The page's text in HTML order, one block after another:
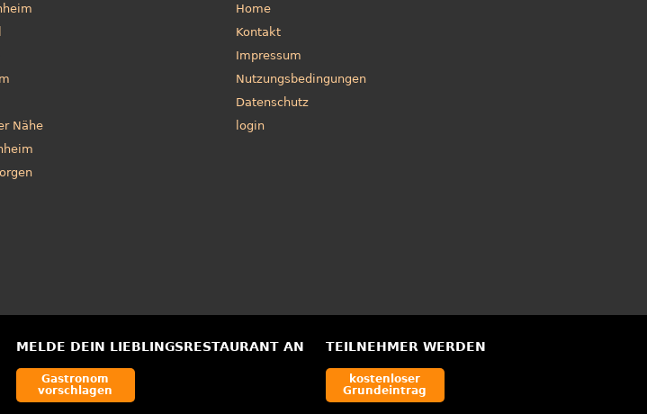
Nähe
Home
Kontakt
Impressum
Nutzungsbedingungen
Datenschutz
login
MELDE DEIN LIEBLINGSRESTAURANT AN
Gastronom
vorschlagen
TEILNEHMER WERDEN
kostenloser
Grundeintrag